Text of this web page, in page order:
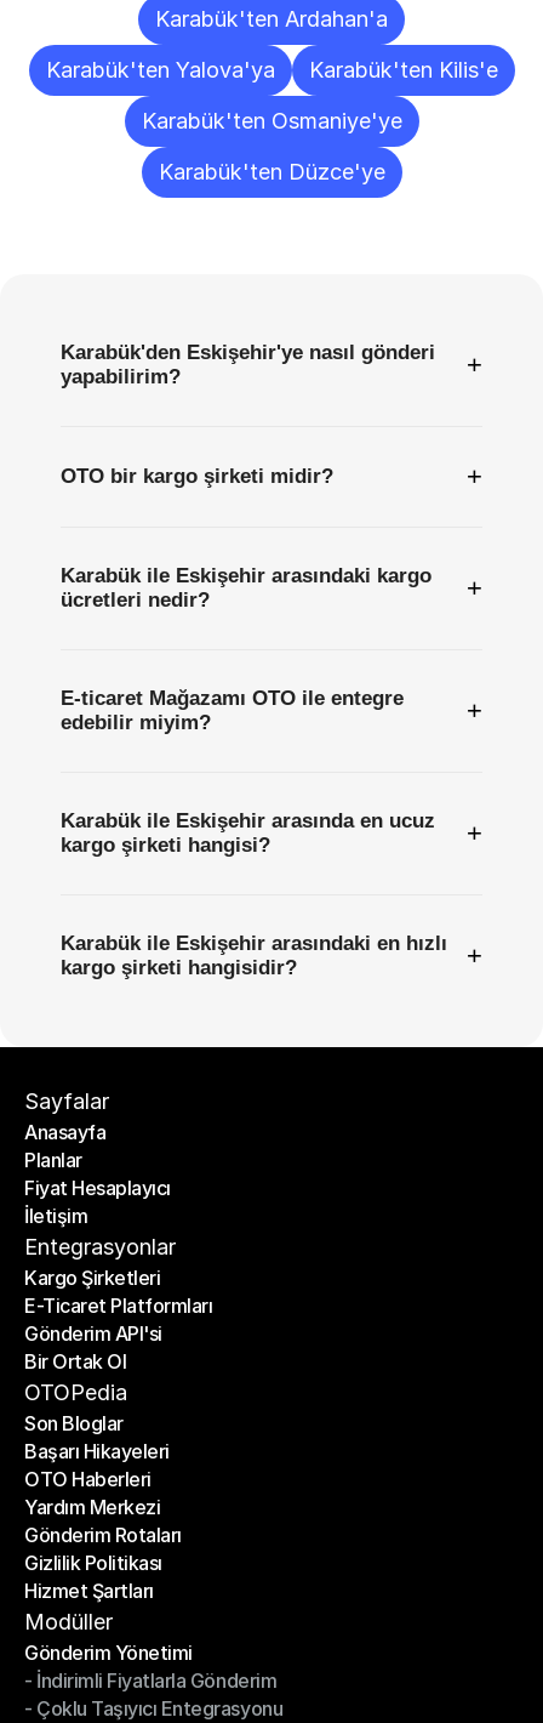
Karabük'ten Ardahan'a
Karabük'ten Yalova'ya
Karabük'ten Kilis'e
Karabük'ten Osmaniye'ye
Karabük'ten Düzce'ye
Karabük'den Eskişehir'ye nasıl gönderi
yapabilirim?
+
OTO bir kargo şirketi midir? +
Karabük ile Eskişehir arasındaki kargo
ücretleri nedir?
+
E-ticaret Mağazamı OTO ile entegre
edebilir miyim?
+
Karabük ile Eskişehir arasında en ucuz
kargo şirketi hangisi?
+
Karabük ile Eskişehir arasındaki en hızlı
kargo şirketi hangisidir?
+
Sayfalar
Anasayfa
Anasayfa
Planlar
Planlar
Fiyat Hesaplayıcı
Fiyat Hesaplayıcı
İletişim
İletişim
Entegrasyonlar
Kargo Şirketleri
Kargo Şirketleri
E-Ticaret Platformları
E-Ticaret Platformları
Gönderim API'si
Gönderim API'si
Bir Ortak Ol
Bir Ortak Ol
OTOPedia
Son Bloglar
Son Bloglar
Başarı Hikayeleri
Başarı Hikayeleri
OTO Haberleri
OTO Haberleri
Yardım Merkezi
Yardım Merkezi
Gönderim Rotaları
Gönderim Rotaları
Gizlilik Politikası
Gizlilik Politikası
Hizmet Şartları
Hizmet Şartları
Modüller
Gönderim Yönetimi
Gönderim Yönetimi
- İndirimli Fiyatlarla Gönderim
- İndirimli Fiyatlarla Gönderim
- Çoklu Taşıyıcı Entegrasyonu